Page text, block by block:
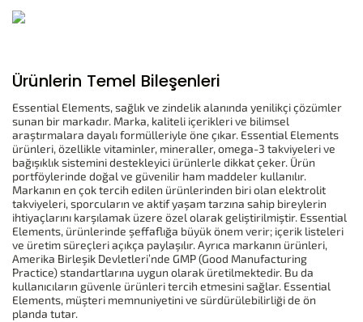
Ürünlerin Temel Bileşenleri
Essential Elements, sağlık ve zindelik alanında yenilikçi çözümler
sunan bir markadır. Marka, kaliteli içerikleri ve bilimsel
araştırmalara dayalı formülleriyle öne çıkar. Essential Elements
ürünleri, özellikle vitaminler, mineraller, omega-3 takviyeleri ve
bağışıklık sistemini destekleyici ürünlerle dikkat çeker. Ürün
portföylerinde doğal ve güvenilir ham maddeler kullanılır.
Markanın en çok tercih edilen ürünlerinden biri olan elektrolit
takviyeleri, sporcuların ve aktif yaşam tarzına sahip bireylerin
ihtiyaçlarını karşılamak üzere özel olarak geliştirilmiştir. Essential
Elements, ürünlerinde şeffaflığa büyük önem verir; içerik listeleri
ve üretim süreçleri açıkça paylaşılır. Ayrıca markanın ürünleri,
Amerika Birleşik Devletleri’nde GMP (Good Manufacturing
Practice) standartlarına uygun olarak üretilmektedir. Bu da
kullanıcıların güvenle ürünleri tercih etmesini sağlar. Essential
Elements, müşteri memnuniyetini ve sürdürülebilirliği de ön
planda tutar.